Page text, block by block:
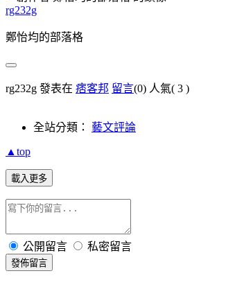
rg232g
鄭怡均的部落格
rg232g 發表在 痞客邦 留言(0) 人氣( 3 )
全站分類： 藝文評論
▲top
載入更多
公開留言 私密留言
發佈留言